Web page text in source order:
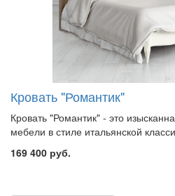
Кровать "Романтик"
Кровать "Романтик" - это
мебели в стиле итальянской
169 400 руб.